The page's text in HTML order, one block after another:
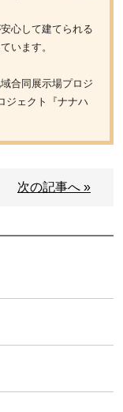
心して建てられる
います。
合同展示場プロジ
ジェクト『ナナハ
次の記事へ »